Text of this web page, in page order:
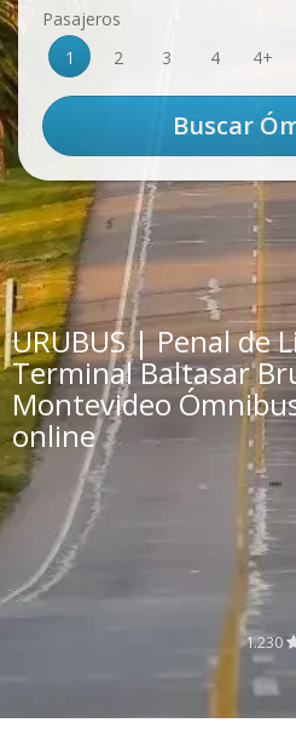
Pasajeros
1
2 3 4 4+
URUBUS | Penal de
Terminal Baltasar
Montevideo
online
1.230